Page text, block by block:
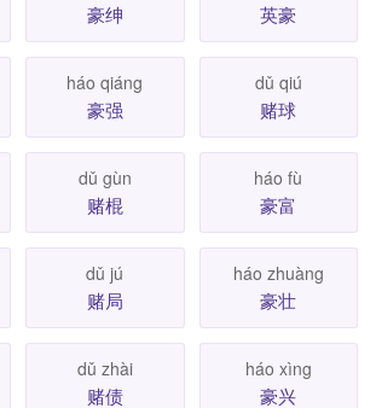
豪绅 英豪
háo qiáng
豪强
dǔ qiú
赌球
dǔ gùn
赌棍
háo fù
豪富
dǔ jú
赌局
háo zhuàng
豪壮
dǔ zhài
赌债
háo xìng
豪兴